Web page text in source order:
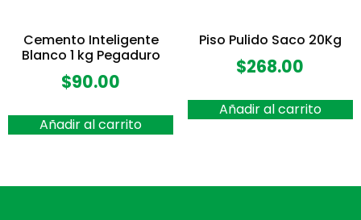
Cemento Inteligente
Blanco 1 kg Pegaduro
$90.00
Añadir al carrito
Piso Pulido Saco 20Kg
$268.00
Añadir al carrito